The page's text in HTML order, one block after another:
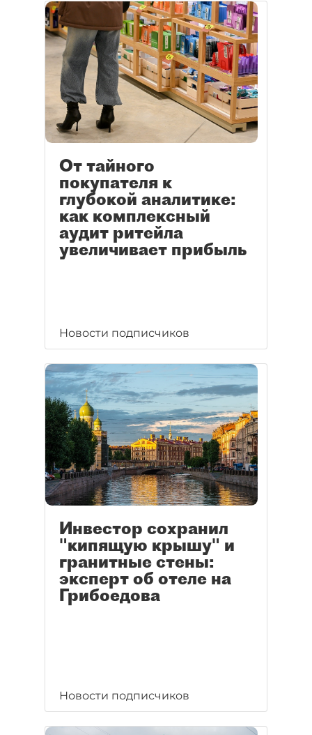
От тайного
покупателя к
глубокой аналитике:
как комплексный
аудит ритейла
увеличивает прибыль
Новости подписчиков
Инвестор сохранил
"кипящую крышу" и
гранитные стены:
эксперт об отеле на
Грибоедова
Новости подписчиков